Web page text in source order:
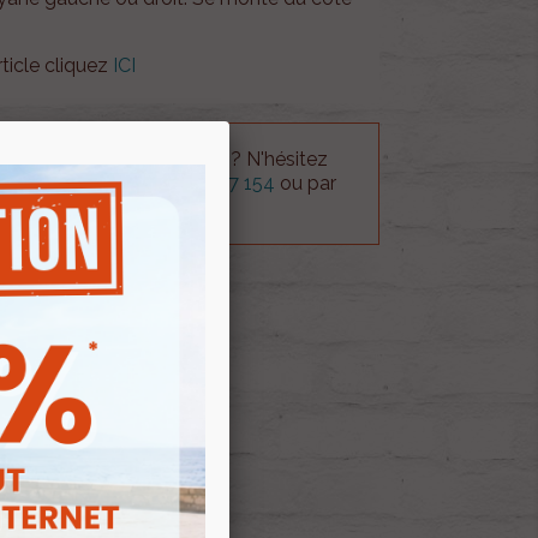
cliquez ICI
technique sur le produit ? N'hésitez
technique au
0254 277 154 ou par
.
D'ENVIES